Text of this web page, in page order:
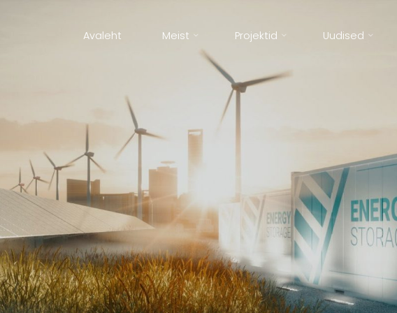
Avaleht Meist Projektid Uudised